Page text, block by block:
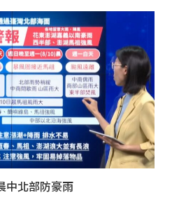
中北部防豪雨